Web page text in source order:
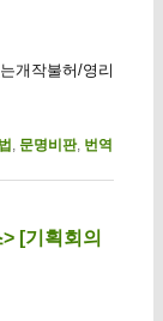
개작불허/영리
문명비판, 번역
[기획회의